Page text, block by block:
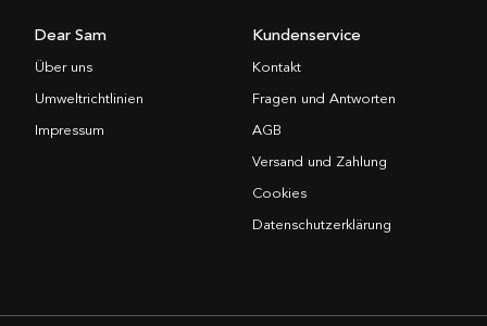
Dear Sam
Über uns
Umweltrichtlinien
Impressum
Kundenservice
Kontakt
Fragen und Antworten
AGB
Versand und Zahlung
Cookies
Datenschutzerklärung